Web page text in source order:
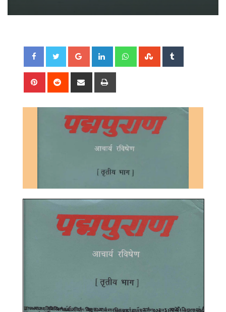
Google+ LinkedIn WhatsappStumbleUpon
Pinterest Reddit
Share